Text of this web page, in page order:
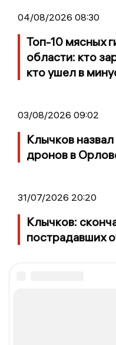
04/08/2026 08:30
Топ-10 мясных
области: кто
кто ушел в
03/08/2026 09:02
Клычков
дронов в
31/07/2026 20:20
Клычков:
пострадавших